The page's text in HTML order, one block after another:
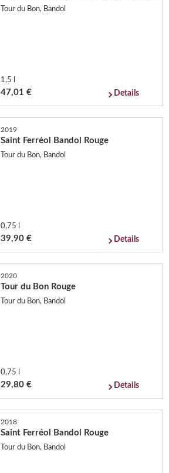
Tour du Bon, Bandol
1,5 l
47,01 € Details
2019
Saint Ferréol Bandol Rouge
Tour du Bon, Bandol
0,75 l
39,90 € Details
2020
Tour du Bon Rouge
Tour du Bon, Bandol
0,75 l
29,80 € Details
2018
Saint Ferréol Bandol Rouge
Tour du Bon, Bandol